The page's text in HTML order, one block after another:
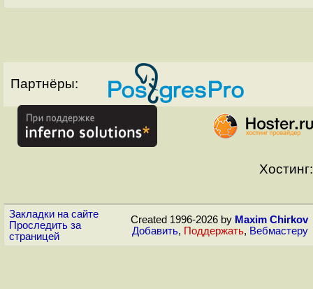
Партнёры:
Хостинг:
Закладки на сайте
Проследить за
страницей
Created 1996-2026 by Maxim Chirkov
Добавить, Поддержать, Вебмастеру